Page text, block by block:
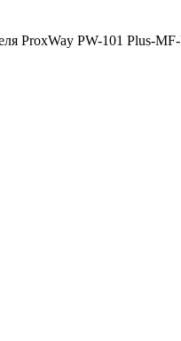
ProxWay PW-101 Plus-